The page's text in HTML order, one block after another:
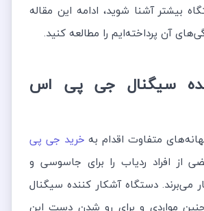
بیشتر آشنا شوید، ادامه این مقاله
آن پرداخته‌ایم را مطالعه کنید.
سیگنال جی پی اس
متفاوت اقدام بهخرید جی پی
از افراد ردیاب را برای جاسوسی و
می‌برند. دستگاه آشکار کننده سیگنال
مواردی و برای رو شدن دست این